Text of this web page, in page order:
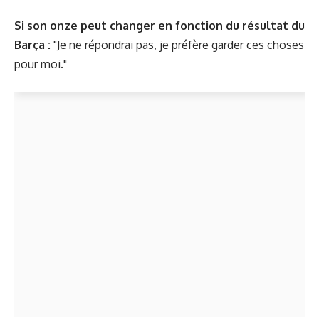
Si son onze peut changer en fonction du résultat du
Barça : "Je ne répondrai pas, je préfère garder ces choses
pour moi."